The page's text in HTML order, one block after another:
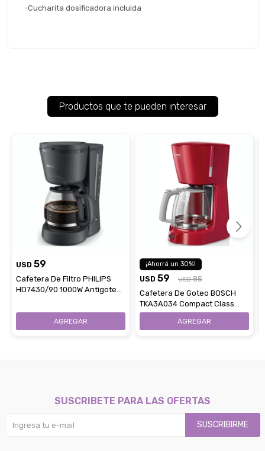
-Cucharita dosificadora incluida
Productos que te pueden interesar
USD 59
Cafetera De Filtro PHILIPS
HD7430/90 1000W Antigoteo
30
USD 59 USD 85
Cafetera De Goteo BOSCH
TKA3A034 Compact Class
1100W Capacidad 1,25L
SUSCRIBETE PARA LAS OFERTAS
SUSCRIBIRME